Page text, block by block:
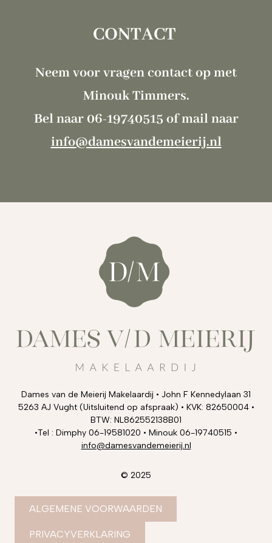
CONTACT
Neem voor vragen contact op met
Minouk Timmers.
Bel naar 06-19740515 of mail naar
info@damesvandemeierij.nl
Dames van de Meierij Makelaardij • John F Kennedylaan 31
5263 AJ Vught (Uitsluitend op afspraak) • KVK: 82650004 •
BTW: NL862552138B01
•Tel : Dimphy 06-19581020 • Minouk 06-19740515 •
info@damesvandemeierij.nl
© 2025
ALGEMENE VOORWAARDEN
PRIVACYVERKLARING